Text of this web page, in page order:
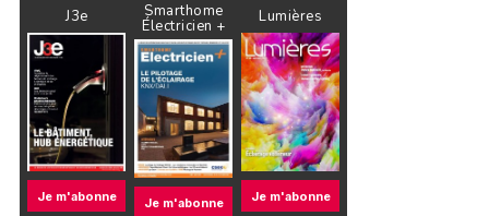
J3e
Je m'abonne
Smarthome
Électricien +
Je m'abonne
Lumières
Je m'abonne